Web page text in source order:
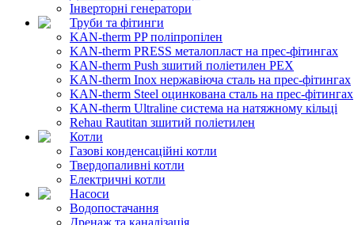
Інверторні генератори
Труби та фітинги
KAN-therm PP поліпропілен
KAN-therm PRESS металопласт на прес-фітингах
KAN-therm Push зшитий поліетилен PEX
KAN-therm Inox нержавіюча сталь на прес-фітингах
KAN-therm Steel оцинкована сталь на прес-фітингах
KAN-therm Ultraline система на натяжному кільці
Rehau Rautitan зшитий поліетилен
Котли
Газові конденсаційні котли
Твердопаливні котли
Електричні котли
Насоси
Водопостачання
Дренаж та каналізація